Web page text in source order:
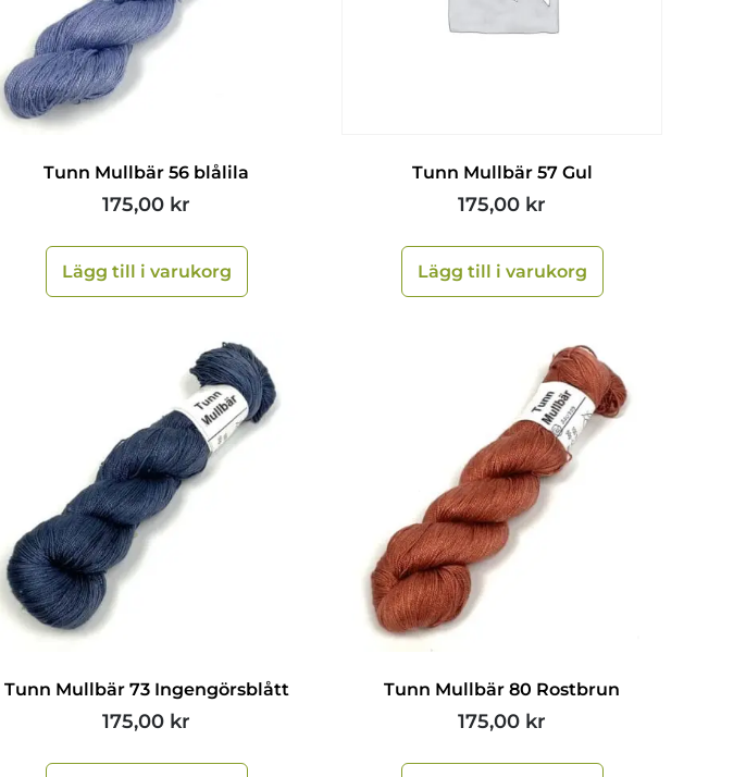
Tunn Mullbär 56 blålila
175,00 kr
Lägg till i varukorg
Tunn Mullbär 57 Gul
175,00 kr
Lägg till i varukorg
Tunn Mullbär 73 Ingengörsblått
175,00 kr
Tunn Mullbär 80 Rostbrun
175,00 kr